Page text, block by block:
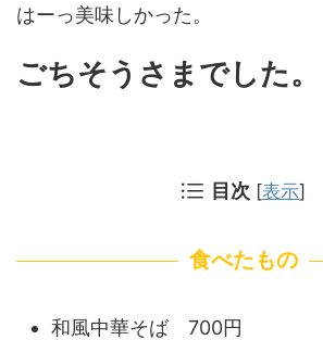
はーっ美味しかった。
ごちそうさまでした。
目次 [表示]
食べたもの
和風中華そば 700円